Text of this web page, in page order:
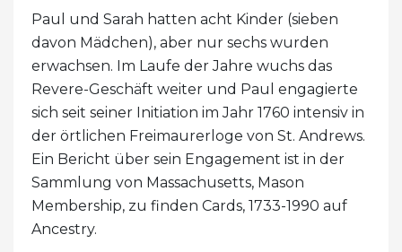
Paul und Sarah hatten acht Kinder (sieben
davon Mädchen), aber nur sechs wurden
erwachsen. Im Laufe der Jahre wuchs das
Revere-Geschäft weiter und Paul engagierte
sich seit seiner Initiation im Jahr 1760 intensiv in
der örtlichen Freimaurerloge von St. Andrews.
Ein Bericht über sein Engagement ist in der
Sammlung von Massachusetts, Mason
Membership, zu finden Cards, 1733-1990 auf
Ancestry.